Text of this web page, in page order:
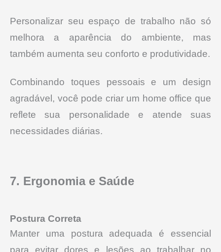
Personalizar seu espaço de trabalho não só
melhora a aparência do ambiente, mas
também aumenta seu conforto e produtividade.
Combinando toques pessoais e um design
agradável, você pode criar um home office que
reflete sua personalidade e atende suas
necessidades diárias.
7. Ergonomia e Saúde
Postura Correta
Manter uma postura adequada é essencial
para evitar dores e lesões ao trabalhar no